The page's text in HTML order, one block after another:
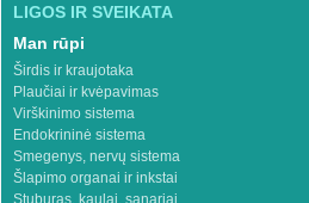
LIGOS IR SVEIKATA
Man rūpi
Širdis ir kraujotaka
Plaučiai ir kvėpavimas
Virškinimo sistema
Endokrininė sistema
Smegenys, nervų sistema
Šlapimo organai ir inkstai
Stuburas, kaulai, sąnariai